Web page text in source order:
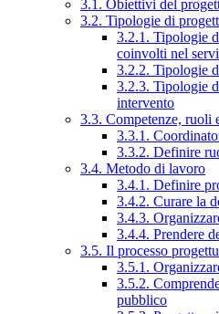
3.1. Obiettivi del
3.2. Tipologie di
3.2.1. Tipologie
coinvolti nel
3.2.2. Tipologie
3.2.3. Tipologie
intervento
3.3. Competenze, ruoli
3.3.1.
3.3.2. Definire
3.4. Metodo di lavoro
3.4.1. Definire
3.4.2. Curare la
3.4.3.
3.4.4. Prendere
3.5. Il processo
3.5.1.
3.5.2.
pubblico